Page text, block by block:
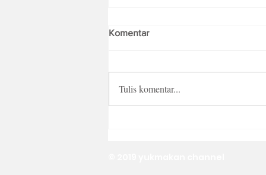
Komentar
Tulis komentar...